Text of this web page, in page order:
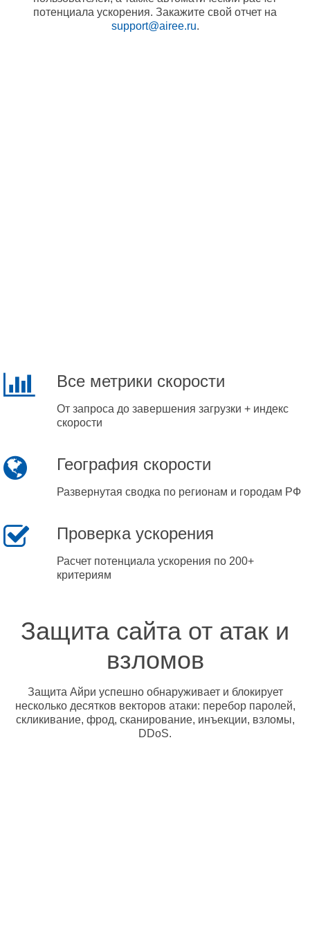
потенциала ускорения. Закажите свой отчет на
support@airee.ru.
Все метрики скорости
От запроса до завершения загрузки + индекс
скорости
География скорости
Развернутая сводка по регионам и городам РФ
Проверка ускорения
Расчет потенциала ускорения по 200+
критериям
Защита сайта от атак и
взломов
Защита Айри успешно обнаруживает и блокирует
несколько десятков векторов атаки: перебор паролей,
скликивание, фрод, сканирование, инъекции, взломы,
DDoS.